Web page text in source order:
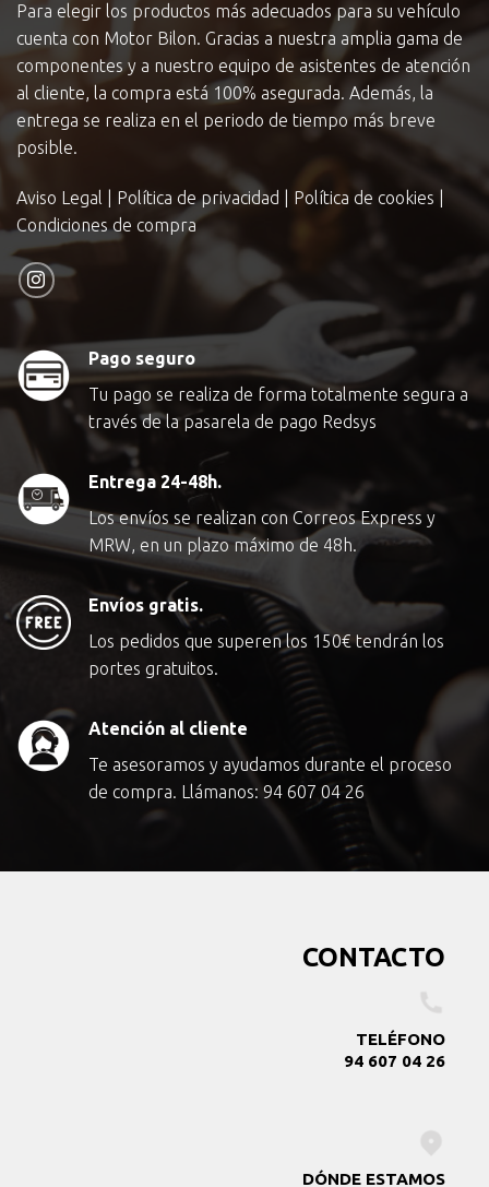
Para elegir los productos más adecuados para su vehículo
cuenta con Motor Bilon. Gracias a nuestra amplia gama de
componentes y a nuestro equipo de asistentes de atención
al cliente, la compra está 100% asegurada. Además, la
entrega se realiza en el periodo de tiempo más breve
posible.
Aviso Legal Política de privacidad Política de cookies
Condiciones de compra
Pago seguro
Tu pago se realiza de forma totalmente segura a
través de la pasarela de pago Redsys
Entrega 24-48h.
Los envíos se realizan con Correos Express y
MRW, en un plazo máximo de 48h.
Envíos gratis.
Los pedidos que superen los 150€tendrán los
portes gratuitos.
Atención al cliente
Te asesoramos y ayudamos durante el proceso
de compra. Llámanos: 94 607 04 26
CONTACTO
TELÉFONO
94 607 04 26
DÓNDE ESTAMOS